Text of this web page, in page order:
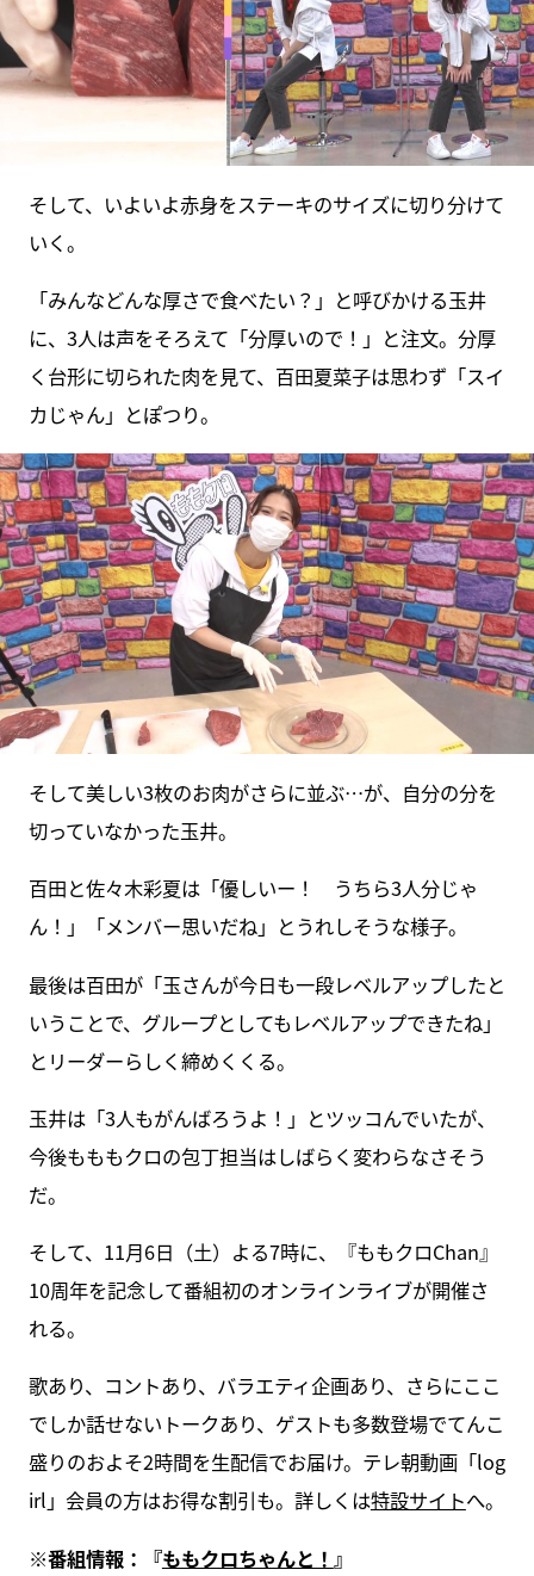
そして、いよいよ赤身をステーキのサイズに切り分けて
いく。
「みんなどんな厚さで食べたい？」と呼びかける玉井
に、3人は声をそろえて「分厚いので！」と注文。分厚
く台形に切られた肉を見て、百田夏菜子は思わず「スイ
カじゃん」とぽつり。
そして美しい3枚のお肉がさらに並ぶ…が、自分の分を
切っていなかった玉井。
百田と佐々木彩夏は「優しいー！ うちら3人分じゃ
ん！」「メンバー思いだね」とうれしそうな様子。
最後は百田が「玉さんが今日も一段レベルアップしたと
いうことで、グループとしてもレベルアップできたね」
とリーダーらしく締めくくる。
玉井は「3人もがんばろうよ！」とツッコんでいたが、
今後もももクロの包丁担当はしばらく変わらなさそう
だ。
そして、11月6日（土）よる7時に、『ももクロChan』
10周年を記念して番組初のオンラインライブが開催さ
れる。
歌あり、コントあり、バラエティ企画あり、さらにここ
でしか話せないトークあり、ゲストも多数登場でてんこ
盛りのおよそ2時間を生配信でお届け。テレ朝動画「log
irl」会員の方はお得な割引も。詳しくは特設サイトへ。
※番組情報：『ももクロちゃんと！ 』